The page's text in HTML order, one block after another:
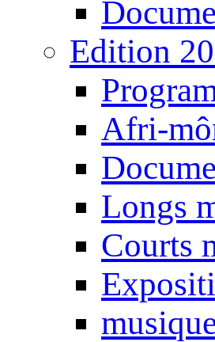
Edition
Afri-
Longs
Courts